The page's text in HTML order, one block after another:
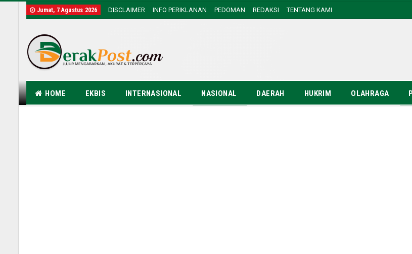
Jumat, 7 Agustus 2026 DISCLAIMER INFO PERIKLANAN PEDOMAN REDAKSI TENTANG KAMI
HOME EKBIS INTERNASIONAL NASIONAL DAERAH HUKRIM OLAHRAGA